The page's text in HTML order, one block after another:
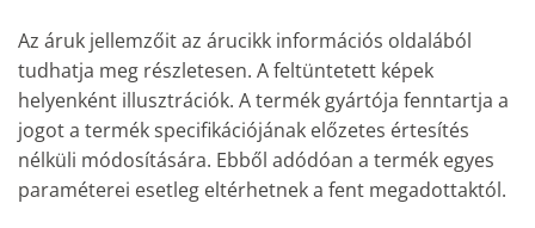
Az áruk jellemzőit az árucikk információs oldalából
tudhatja meg részletesen. A feltüntetett képek
helyenként illusztrációk. A termék gyártója fenntartja a
jogot a termék specifikációjának előzetes értesítés
nélküli módosítására. Ebből adódóan a termék egyes
paraméterei esetleg eltérhetnek a fent megadottaktól.